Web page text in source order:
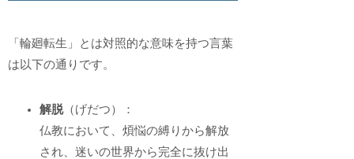
「輪廻転生」とは対照的な意味を持つ言葉
は以下の通りです。
解脱（げだつ）：
仏教において、煩悩の縛りから解放
され、迷いの世界から完全に抜け出